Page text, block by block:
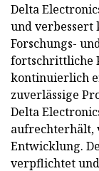
Delta
und verbessert
Forschungs-
fortschrittliche
kontinuierlich
zuverlässige
Delta
aufrechterhält,
Entwicklung.
verpflichtet